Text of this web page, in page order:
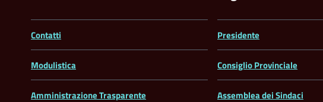
Contatti
Modulistica
Amministrazione Trasparente
Presidente
Consiglio Provinciale
Assemblea dei Sindaci